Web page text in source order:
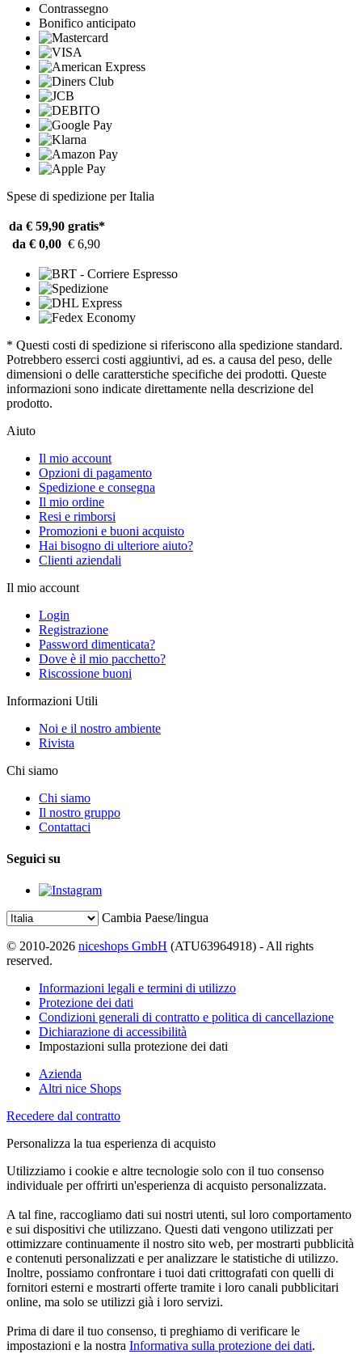
Contrassegno
Bonifico anticipato
Spese di spedizione per Italia
da € 59,90 gratis*
da € 0,00 € 6,90
* Questi costi di spedizione si riferiscono alla spedizione standard.
Potrebbero esserci costi aggiuntivi, ad es. a causa del peso, delle
dimensioni o delle caratterstiche specifiche dei prodotti. Queste
informazioni sono indicate direttamente nella descrizione del
prodotto.
Aiuto
Il mio account
Opzioni di pagamento
Spedizione e consegna
Il mio ordine
Resi e rimborsi
Promozioni e buoni acquisto
Hai bisogno di ulteriore aiuto?
Clienti aziendali
Il mio account
Login
Registrazione
Password dimenticata?
Dove è il mio pacchetto?
Riscossione buoni
Informazioni Utili
Noi e il nostro ambiente
Rivista
Chi siamo
Chi siamo
Il nostro gruppo
Contattaci
Seguici su
Cambia Paese/lingua
© 2010-2026 niceshops GmbH (ATU63964918) - All rights
reserved.
Informazioni legali e termini di utilizzo
Protezione dei dati
Condizioni generali di contratto e politica di cancellazione
Dichiarazione di accessibilità
Impostazioni sulla protezione dei dati
Azienda
Altri nice Shops
Recedere dal contratto
Personalizza la tua esperienza di acquisto
Utilizziamo i cookie e altre tecnologie solo con il tuo consenso
individuale per offrirti un'esperienza di acquisto personalizzata.
A tal fine, raccogliamo dati sui nostri utenti, sul loro comportamento
e sui dispositivi che utilizzano. Questi dati vengono utilizzati per
ottimizzare continuamente il nostro sito web, per mostrarti pubblicità
e contenuti personalizzati e per analizzare le statistiche di utilizzo.
Inoltre, possiamo confrontare i tuoi dati crittografati con quelli di
fornitori esterni e mostrarti offerte tramite i loro canali pubblicitari
online, ma solo se utilizzi già i loro servizi.
Prima di dare il tuo consenso, ti preghiamo di verificare le
impostazioni e la nostra Informativa sulla protezione dei dati.